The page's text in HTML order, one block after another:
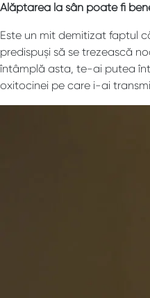
Alăptarea la sân poate fi
Este un mit demitizat faptul
predispuși să se trezească
întâmplă asta, te-ai putea
oxitocinei pe care i-ai